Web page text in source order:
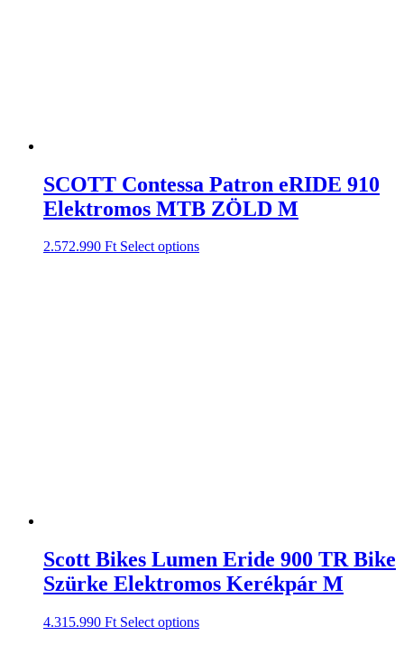
SCOTT Contessa Patron eRIDE 910
Elektromos MTB ZÖLD M
2.572.990 Ft Select options
Scott Bikes Lumen Eride 900 TR Bike
Szürke Elektromos Kerékpár M
4.315.990 Ft Select options